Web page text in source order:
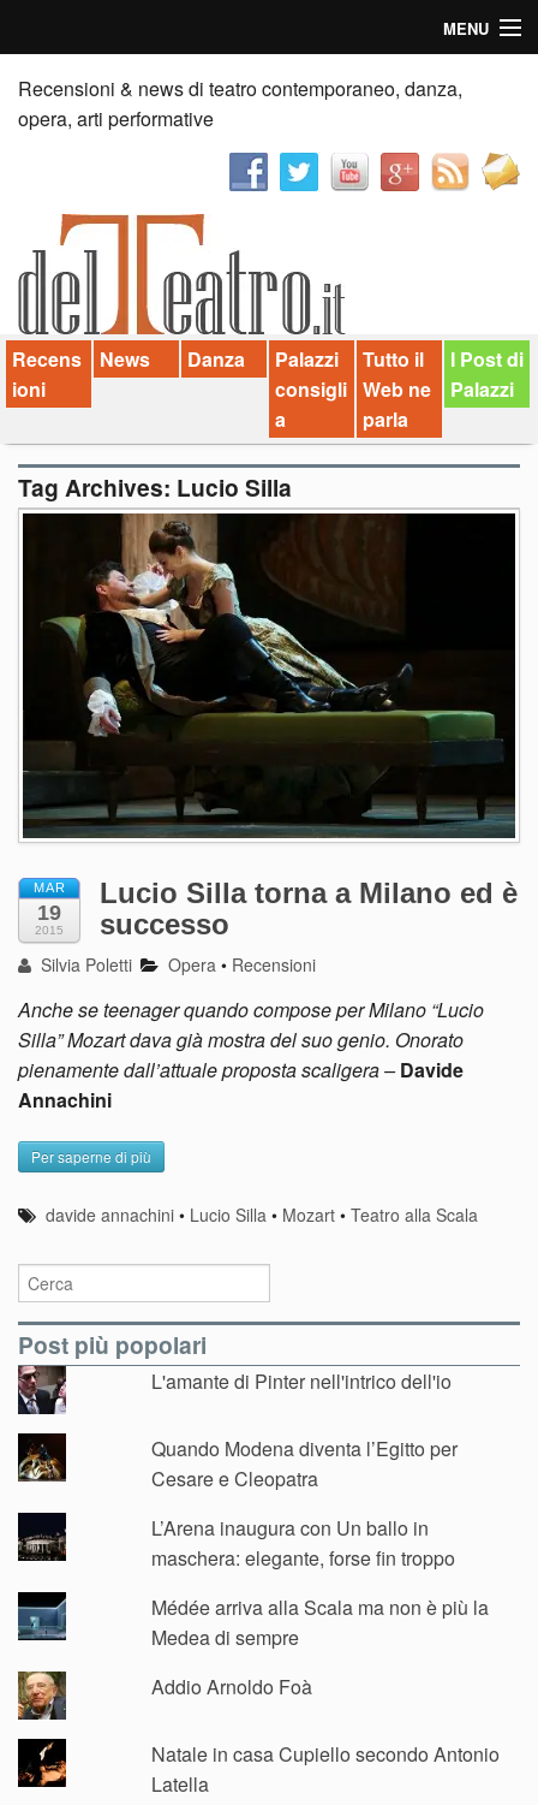
MENU
Home
Recensioni
News
Palazzi consiglia
Video
Chi siamo
Contatti
Recensioni & news di teatro contemporaneo, danza,
opera, arti performative
Recens
ioni
News Danza
Palazzi
consigli
a
Tutto il
Web ne
parla
I Post di
Palazzi
Tag Archives: Lucio Silla
MAR
19
2015
Lucio Silla torna a Milano ed è
successo
Silvia Poletti Opera • Recensioni
Anche se teenager quando compose per Milano “Lucio
Silla” Mozart dava già mostra del suo genio. Onorato
pienamente dall’attuale proposta scaligera –Davide
Annachini
Per saperne di più
davide annachini • Lucio Silla • Mozart •Teatro alla Scala
Post più popolari
L'amante di Pinter nell'intrico dell'io
Quando Modena diventa l’Egitto per
Cesare e Cleopatra
L’Arena inaugura con Un ballo in
maschera: elegante, forse fin troppo
Médée arriva alla Scala ma non è più la
Medea di sempre
Addio Arnoldo Foà
Natale in casa Cupiello secondo Antonio
Latella